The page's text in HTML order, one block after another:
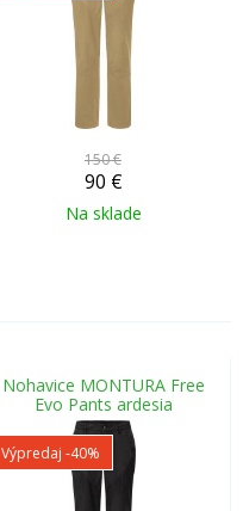
150 €
90 €
Na sklade
Nohavice MONTURA Free
Evo Pants ardesia
Výpredaj -40%